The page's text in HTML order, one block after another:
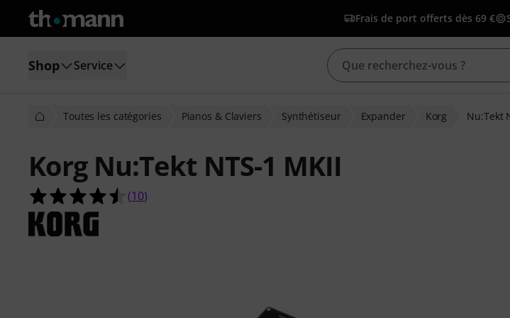
Frais de port offerts dès 69 €
Shop Service
Toutes les catégories Pianos & Claviers Synthétiseur Expander Korg Nu:Tekt
Korg Nu:Tekt NTS-1 MKII
4.5 étoiles sur 5 d'après 10 évaluations clients
(10)